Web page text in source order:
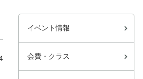
イベント情報
会費・クラス